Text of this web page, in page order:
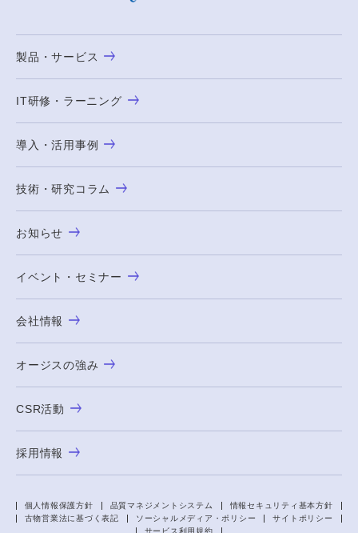
製品・サービス
IT研修・ラーニング
導入・活用事例
技術・研究コラム
お知らせ
イベント・セミナー
会社情報
オージスの強み
CSR活動
採用情報
個人情報保護方針 品質マネジメントシステム
情報セキュリティ基本方針
古物営業法に基づく表記
ソーシャルメディア・ポリシー
サイトポリシー
サービス利用規約